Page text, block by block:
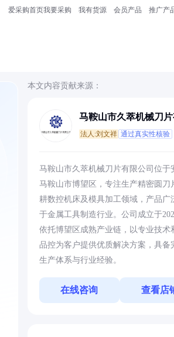
爱采购首页我要采购 我有货源 会员产品 推广产
本文内容贡献来源：
马鞍山市久萃机械刀
法人:刘文祥 通过真实性核验
马鞍山市久萃机械刀片有限公司位于
马鞍山市博望区，专注生产精密圆刀
耕数控机床及模具加工领域，产品广
于金属工具制造行业。公司成立于
依托博望区成熟产业链，以专业技术
品控为客户提供优质解决方案，具备
生产体系与行业经验。
在线咨询 查看店